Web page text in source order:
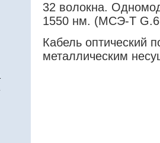
32 волокна.
1550 нм. (МСЭ-Т
Кабель оптический
металлическим